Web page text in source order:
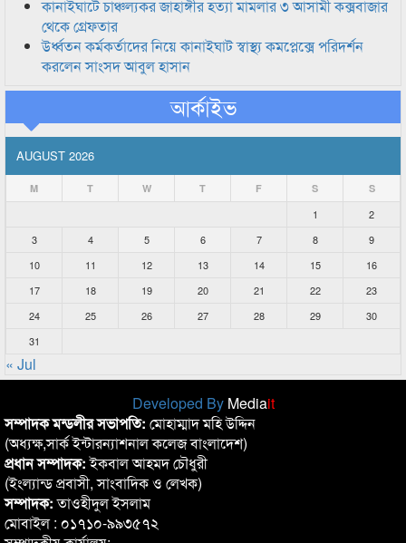
কানাইঘাটে চাঞ্চল্যকর জাহাঙ্গীর হত্যা মামলার ৩ আসামী কক্সবাজার
থেকে গ্রেফতার
উর্ধ্বতন কর্মকর্তাদের নিয়ে কানাইঘাট স্বাস্থ্য কমপ্লেক্সে পরিদর্শন
করলেন সাংসদ আবুল হাসান
আর্কাইভ
AUGUST 2026
M T W T F S S
1
2
3
4 5 6 7 8
9
10
11 12 13 14 15
16
17
18 19 20 21 22
23
24
25 26 27 28 29
30
31
« Jul
Developed By Mediait
সম্পাদক মন্ডলীর সভাপতি: মোহাম্মাদ মহি উদ্দিন
(অধ্যক্ষ,সার্ক ইন্টারন্যাশনাল কলেজ বাংলাদেশ)
প্রধান সম্পাদক:ইকবাল আহমদ চৌধুরী
(ইংল্যান্ড প্রবাসী, সাংবাদিক ও লেখক)
সম্পাদক:তাওহীদুল ইসলাম
মোবাইল : ০১৭১০-৯৯৩৫৭২